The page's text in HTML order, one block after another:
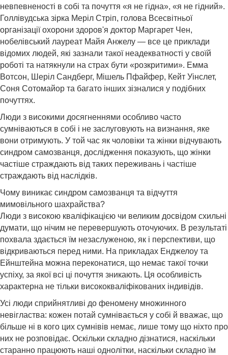
невпевненості в собі та почуття «я не гідна», «я не гідний».
Голлівудська зірка Меріл Стріп, голова Всесвітньої
організації охорони здоров'я доктор Маргарет Чен,
нобелівський лауреат Майя Анжелу — все це приклади
відомих людей, які зазнали такої неадекватності у своїй
роботі та натякнули на страх бути «розкритими». Емма
Вотсон, Шеріл Сандберг, Мішель Пфайфер, Кейт Уінслет,
Соня Сотомайор та багато інших зізналися у подібних
почуттях.
Люди з високими досягненнями особливо часто
сумніваються в собі і не заслуговують на визнання, яке
вони отримують. У той час як чоловіки та жінки відчувають
синдром самозванця, дослідження показують, що жінки
частіше страждають від таких переживань і частіше
страждають від наслідків.
Чому виникає синдром самозванця та відчуття
мимовільного шахрайства?
Люди з високою кваліфікацією чи великим досвідом схильні
думати, що нічим не перевершують оточуючих. В результаті
похвала здається їм незаслуженою, як і перспективи, що
відкриваються перед ними. На прикладах Енджелоу та
Ейнштейна можна переконатися, що немає такої точки
успіху, за якої всі ці почуття зникають. Ця особливість
характерна не тільки висококваліфікованих індивідів.
Усі люди сприйнятливі до феномену множинного
невігластва: кожен потай сумнівається у собі й вважає, що
більше ні в кого цих сумнівів немає, лише тому що ніхто про
них не розповідає. Оскільки складно дізнатися, наскільки
старанно працюють наші однолітки, наскільки складно їм